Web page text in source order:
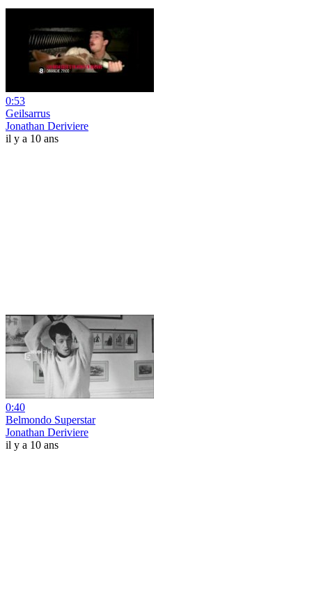
0:53
Geilsarrus
Jonathan Deriviere
il y a 10 ans
0:40
Belmondo Superstar
Jonathan Deriviere
il y a 10 ans